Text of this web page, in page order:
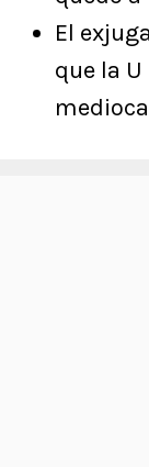
El
que la